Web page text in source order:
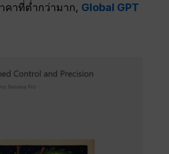
คาที่ต่ำกว่ามาก, Global GPT